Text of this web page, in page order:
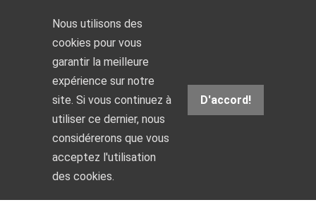
Nous utilisons des
cookies pour vous
garantir la meilleure
expérience sur notre
site. Si vous continuez à
utiliser ce dernier, nous
considérerons que vous
acceptez l'utilisation
des cookies.
D'accord!